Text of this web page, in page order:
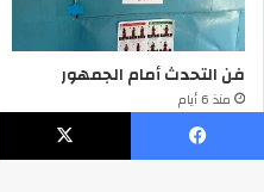
فن التحدث أمام الجمهور
منذ 6 أيام
فيسبوك ‫X